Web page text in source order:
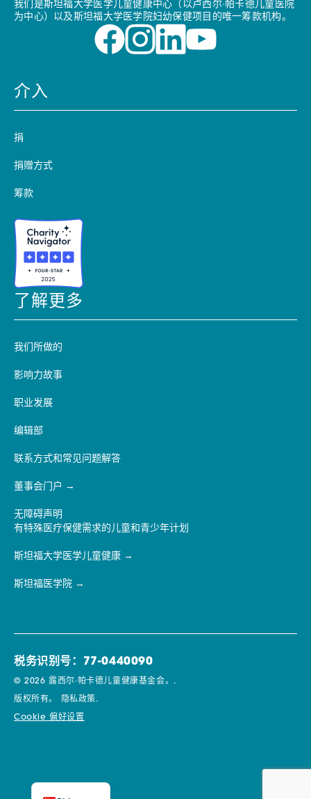
我们是斯坦福大学医学儿童健康中心（以卢西尔·帕卡德儿童医院
为中心）以及斯坦福大学医学院妇幼保健项目的唯一筹款机构。
介入
捐
捐赠方式
筹款
了解更多
我们所做的
影响力故事
职业发展
编辑部
联系方式和常见问题解答
董事会门户
无障碍声明
有特殊医疗保健需求的儿童和青少年计划
斯坦福大学医学儿童健康
斯坦福医学院
税务识别号：77-0440090
© 2026 露西尔·帕卡德儿童健康基金会。.
版权所有。 隐私政策.
Cookie 偏好设置